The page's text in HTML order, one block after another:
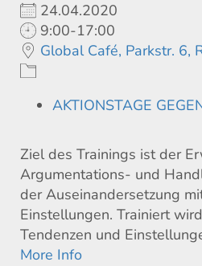
24.04.2020
9:00-17:00
Global Café, Parkstr. 6,
AKTIONSTAGE
Ziel des Trainings ist der
Argumentations- und
der Auseinandersetzung
Einstellungen. Trainiert
Tendenzen und
More Info